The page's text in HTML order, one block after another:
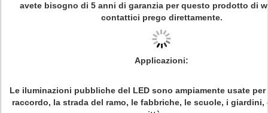
avete bisogno di 5 anni di garanzia per questo prodotto di
contattici prego direttamente.
Applicazioni:
Le iluminazioni pubbliche del LED sono ampiamente usate
raccordo, la strada del ramo, le fabbriche, le scuole, i giardini,